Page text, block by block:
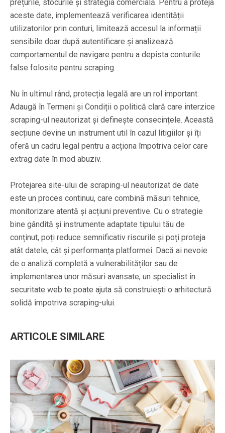
prețurile, stocurile și strategia comercială. Pentru a proteja
aceste date, implementează verificarea identității
utilizatorilor prin conturi, limitează accesul la informații
sensibile doar după autentificare și analizează
comportamentul de navigare pentru a depista conturile
false folosite pentru scraping.
Nu în ultimul rând, protecția legală are un rol important.
Adaugă în Termeni și Condiții o politică clară care interzice
scraping-ul neautorizat și definește consecințele. Această
secțiune devine un instrument util în cazul litigiilor și îți
oferă un cadru legal pentru a acționa împotriva celor care
extrag date în mod abuziv.
Protejarea site-ului de scraping-ul neautorizat de date
este un proces continuu, care combină măsuri tehnice,
monitorizare atentă și acțiuni preventive. Cu o strategie
bine gândită și instrumente adaptate tipului tău de
conținut, poți reduce semnificativ riscurile și poți proteja
atât datele, cât și performanța platformei. Dacă ai nevoie
de o analiză completă a vulnerabilităților sau de
implementarea unor măsuri avansate, un specialist în
securitate web te poate ajuta să construiești o arhitectură
solidă împotriva scraping-ului.
ARTICOLE SIMILARE